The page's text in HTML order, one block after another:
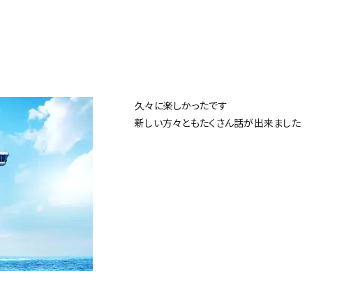
久々に楽しかったです
新しい方々ともたくさん話が出来ました